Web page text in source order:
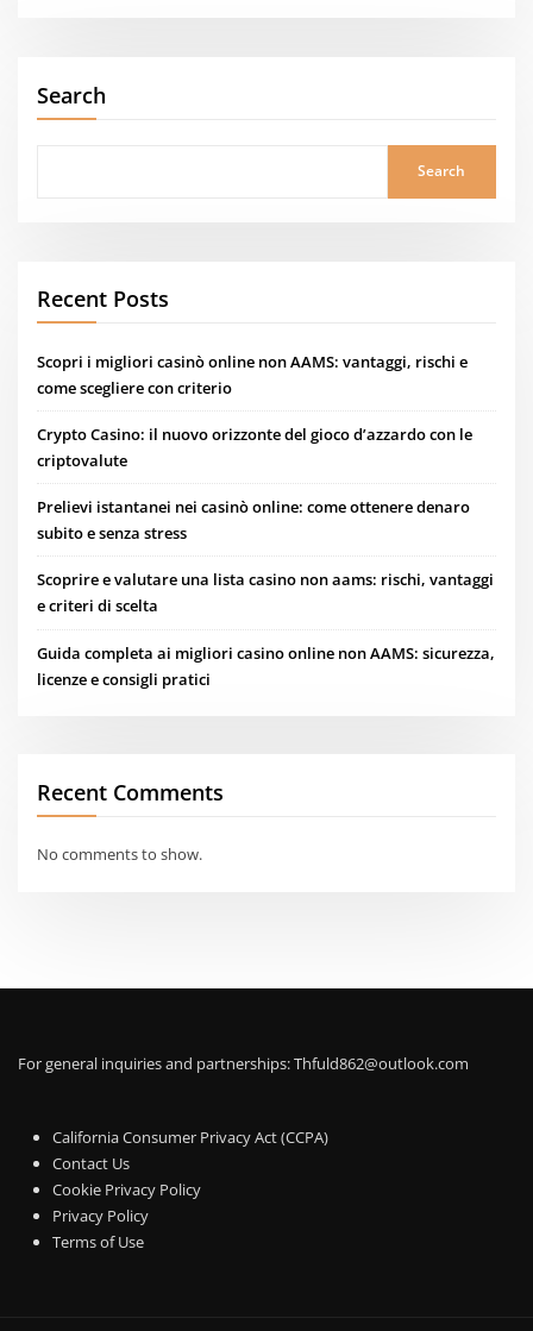
Search
Search
Recent Posts
Scopri i migliori casinò online non AAMS: vantaggi, rischi e
come scegliere con criterio
Crypto Casino: il nuovo orizzonte del gioco d’azzardo con le
criptovalute
Prelievi istantanei nei casinò online: come ottenere denaro
subito e senza stress
Scoprire e valutare una lista casino non aams: rischi, vantaggi
e criteri di scelta
Guida completa ai migliori casino online non AAMS: sicurezza,
licenze e consigli pratici
Recent Comments
No comments to show.
For general inquiries and partnerships:Thfuld862@outlook.com
California Consumer Privacy Act (CCPA)
Contact Us
Cookie Privacy Policy
Privacy Policy
Terms of Use